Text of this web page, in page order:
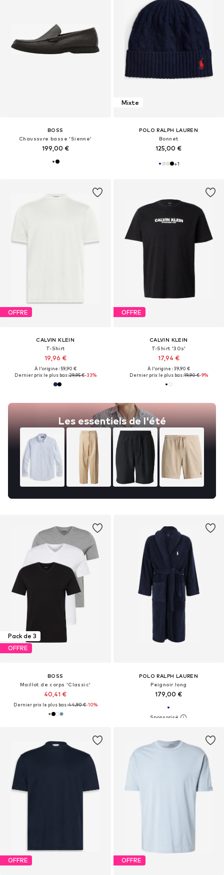
BOSS
Chaussure basse 'Sienne'
199,00 €
Mixte
POLO RALPH LAUREN
Bonnet
125,00 €
+1
OFFRE
CALVIN KLEIN
T-Shirt
19,96 €
À l'origine : 59,90 €
Dernier prix le plus bas :29,95 €-33%
Les essentiels de l'été
OFFRE
CALVIN KLEIN
T-Shirt '30s'
17,94 €
À l'origine : 39,90 €
Dernier prix le plus bas :19,90 €-9%
Pack de 3
OFFRE
BOSS
Maillot de corps 'Classic'
40,41 €
Dernier prix le plus bas :44,90 €-10%
POLO RALPH LAUREN
Peignoir long
179,00 €
OFFRE OFFRE